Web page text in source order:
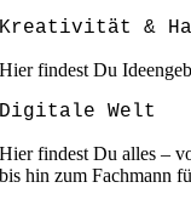
Kreativität &
Hier findest Du
Digitale Welt
Hier findest Du alles –
bis hin zum Fachmann